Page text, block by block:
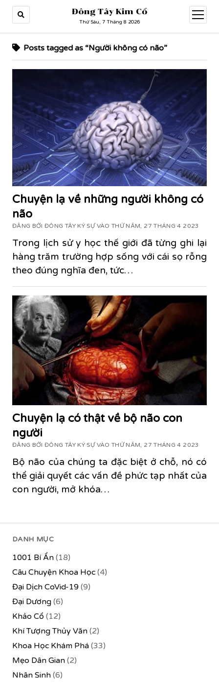
Đông Tây Kim Cổ
Thứ Sáu, 7 Tháng 8 2026
open
menu
DANH MỤC
1001 Bí Ẩn(18)
Câu Chuyện Khoa Học(4)
Đại Dịch CoVid-19(9)
Đại Dương(6)
Khảo Cổ (12)
Khí Tượng Thủy Văn(2)
Khoa Học Khám Phá(33)
Mẹo Dân Gian(2)
Nhân Sinh(6)
Posts tagged as “Người không có não”
Chuyện lạ về những người không có
não
ĐĂNG BỞI ĐÔNG TÂY KÝ SỰ VÀO THỨ NĂM, 27 THÁNG 4 2023
Trong lịch sử y học thế giới đã từng ghi lại
hàng trăm trường hợp sống với cái sọ rỗng
theo đúng nghĩa đen, tức…
Chuyện lạ có thật về bộ não con
người
ĐĂNG BỞI ĐÔNG TÂY KÝ SỰ VÀO THỨ NĂM, 27 THÁNG 4 2023
Bộ não của chúng ta đặc biệt ở chỗ, nó có
thể giải quyết các vấn đề phức tạp nhất của
con người, mở khóa…